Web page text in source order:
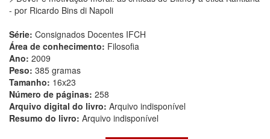
- por Ricardo Bins di Napoli
Série: Consignados Docentes IFCH
Área de conhecimento: Filosofia
Ano: 2009
Peso: 385 gramas
Tamanho: 16x23
Número de páginas: 258
Arquivo digital do livro: Arquivo indisponível
Resumo do livro: Arquivo indisponível